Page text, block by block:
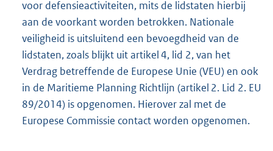
voor defensieactiviteiten, mits de lidstaten hierbij
aan de voorkant worden betrokken. Nationale
veiligheid is uitsluitend een bevoegdheid van de
lidstaten, zoals blijkt uit artikel 4, lid 2, van het
Verdrag betreffende de Europese Unie (VEU) en ook
in de Maritieme Planning Richtlijn (artikel 2. Lid 2. EU
89/2014) is opgenomen. Hierover zal met de
Europese Commissie contact worden opgenomen.